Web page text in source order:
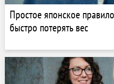
Простое японское
быстро потерять вес